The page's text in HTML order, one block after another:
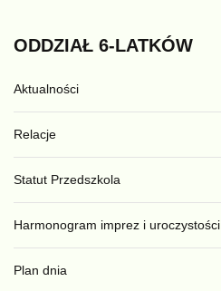
ODDZIAŁ 6-LATKÓW
Aktualności
Relacje
Statut Przedszkola
Harmonogram imprez i uroczystości
Plan dnia